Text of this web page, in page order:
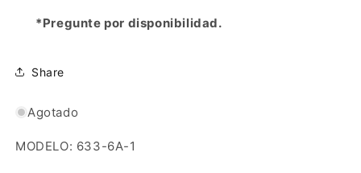
*Pregunte por disponibilidad.
Share
Agotado
MODELO: 633-6A-1